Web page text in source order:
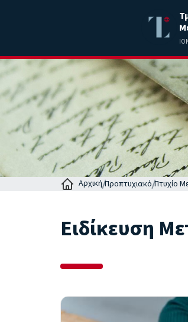
Αρχική Προπτυχιακό Πτυχίο
Ειδίκευση